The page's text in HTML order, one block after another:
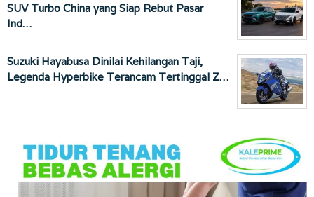
SUV Turbo China yang Siap Rebut Pasar
Ind…
Suzuki Hayabusa Dinilai Kehilangan Taji,
Legenda Hyperbike Terancam Tertinggal Z…